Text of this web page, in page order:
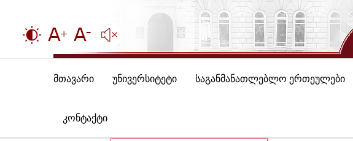
მთავარი უნივერსიტეტი საგანმანათლებლო ერთეულები
კონტაქტი